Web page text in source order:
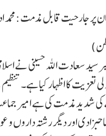
پر جارحیت قابل مذمت
سید سعادت اللہ حسینی نے
تعزیت کا اظہار کیا ہے۔
شدید مذ مت کی ہے امیر
اور دیگر رشتہ داروں و